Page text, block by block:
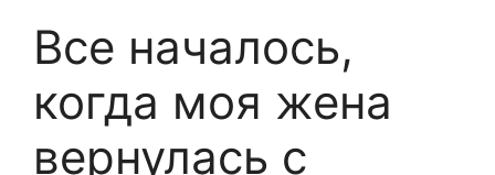
Все началось,
когда моя жена
вернулась с